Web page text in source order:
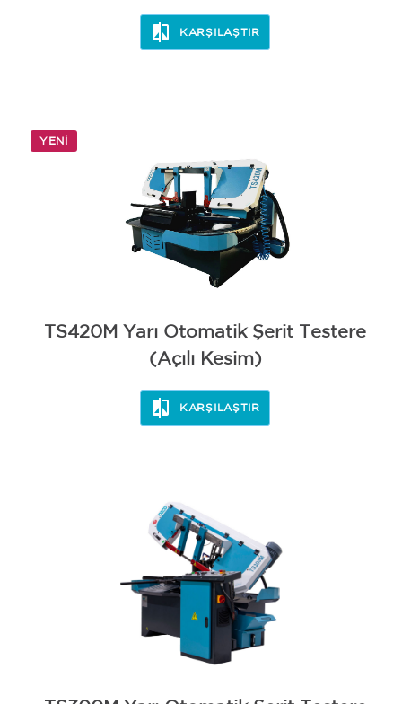
KARŞILAŞTIR
YENI
TS420M Yarı Otomatik Şerit Testere
(Açılı Kesim)
KARŞILAŞTIR